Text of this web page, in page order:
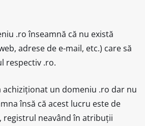
.ro înseamnă că nu există
adrese de e-mail, etc.) care să
respectiv .ro.
achiziționat un domeniu .ro dar nu
însă că acest lucru este de
registrul neavând în atribuții